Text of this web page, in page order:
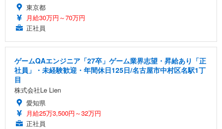
東京都
月給30万円～70万円
正社員
ゲームQAエンジニア「27卒」ゲーム業界志望・昇給あり「正
社員」・未経験歓迎・年間休日125日/名古屋市中村区名駅1丁
目
株式会社Le Lien
愛知県
月給25万3,500円～32万円
正社員